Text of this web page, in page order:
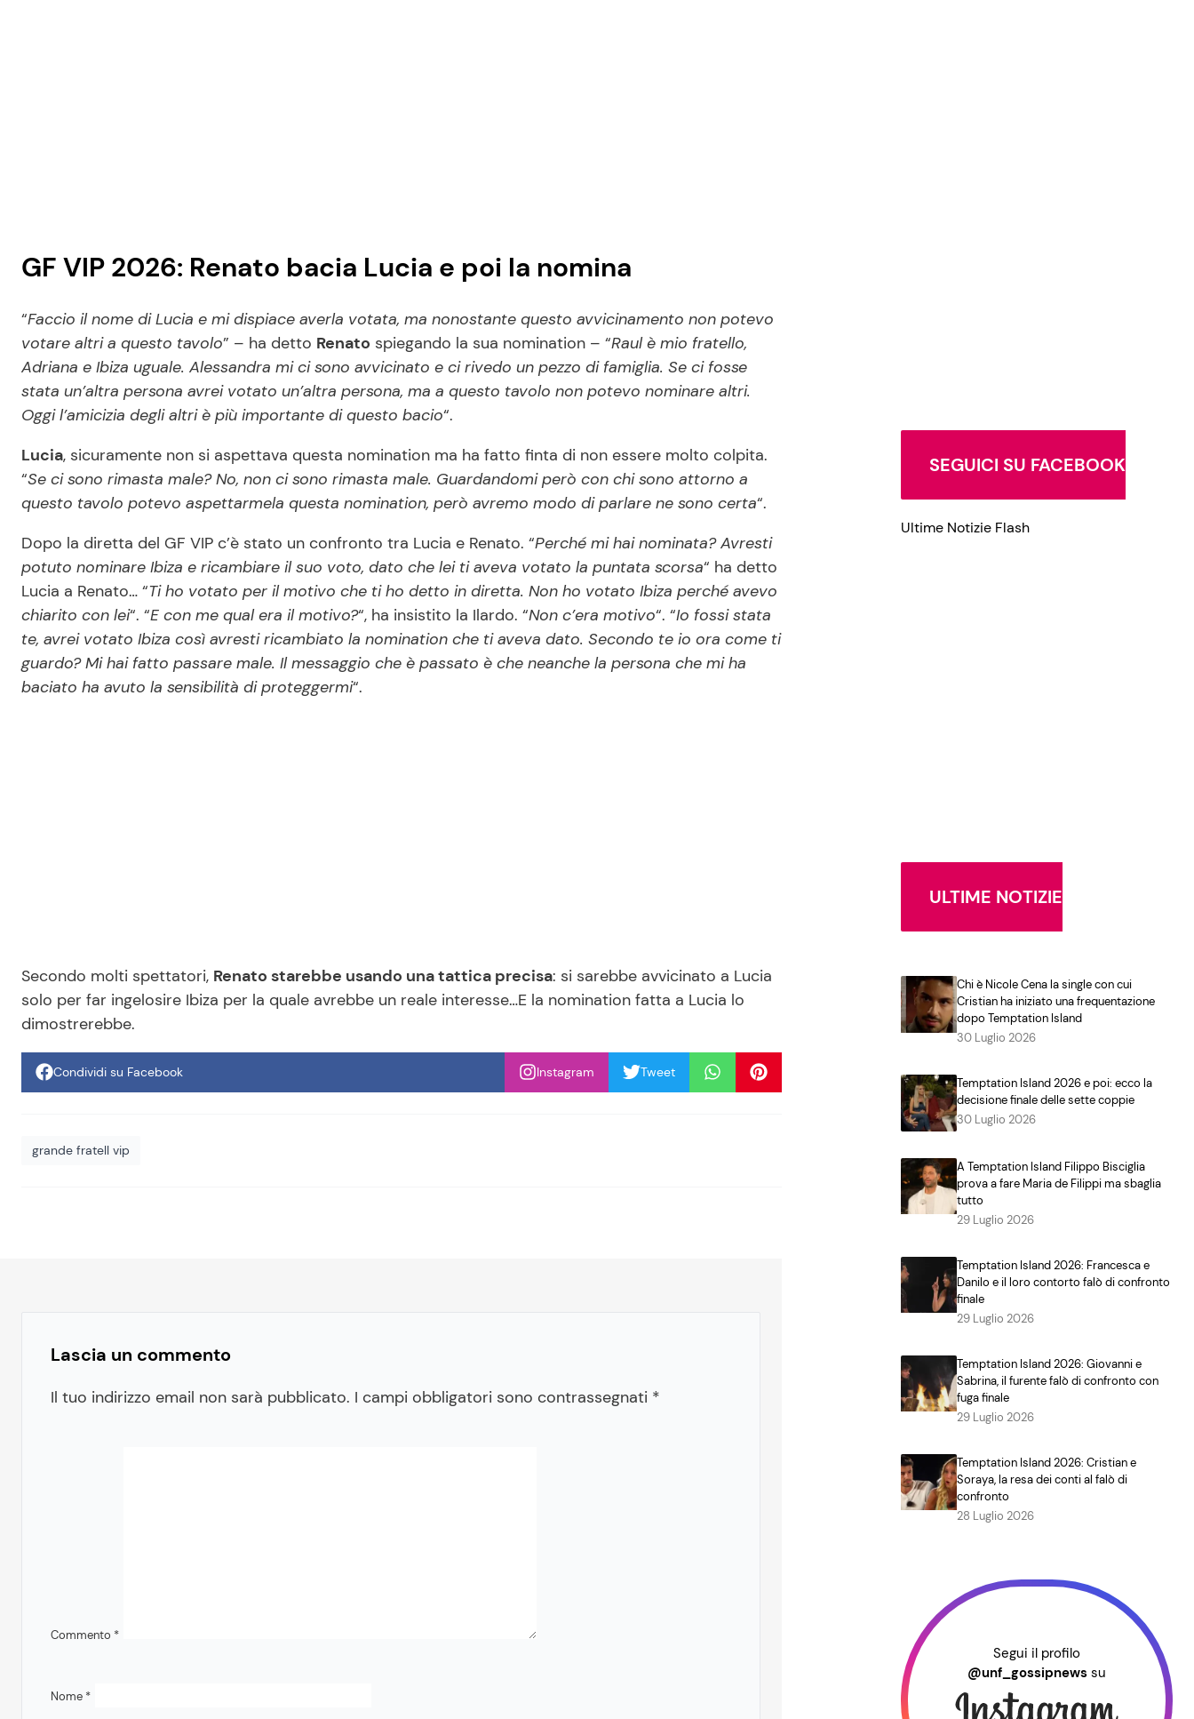
GF VIP 2026: Renato bacia Lucia e poi la nomina
“Faccio il nome di Lucia e mi dispiace averla votata, ma nonostante questo avvicinamento non potevo
votare altri a questo tavolo” – ha detto Renato spiegando la sua nomination – “Raul è mio fratello,
Adriana e Ibiza uguale. Alessandra mi ci sono avvicinato e ci rivedo un pezzo di famiglia. Se ci fosse
stata un’altra persona avrei votato un’altra persona, ma a questo tavolo non potevo nominare altri.
Oggi l’amicizia degli altri è più importante di questo bacio“.
Lucia, sicuramente non si aspettava questa nomination ma ha fatto finta di non essere molto colpita.
“Se ci sono rimasta male? No, non ci sono rimasta male. Guardandomi però con chi sono attorno a
questo tavolo potevo aspettarmela questa nomination, però avremo modo di parlare ne sono certa“.
Dopo la diretta del GF VIP c’è stato un confronto tra Lucia e Renato. “Perché mi hai nominata? Avresti
potuto nominare Ibiza e ricambiare il suo voto, dato che lei ti aveva votato la puntata scorsa“ ha detto
Lucia a Renato… “Ti ho votato per il motivo che ti ho detto in diretta. Non ho votato Ibiza perché avevo
chiarito con lei“. “E con me qual era il motivo?“, ha insistito la Ilardo. “Non c’era motivo“. “Io fossi stata
te, avrei votato Ibiza così avresti ricambiato la nomination che ti aveva dato. Secondo te io ora come ti
guardo? Mi hai fatto passare male. Il messaggio che è passato è che neanche la persona che mi ha
baciato ha avuto la sensibilità di proteggermi“.
Secondo molti spettatori, Renato starebbe usando una tattica precisa: si sarebbe avvicinato a Lucia
solo per far ingelosire Ibiza per la quale avrebbe un reale interesse…E la nomination fatta a Lucia lo
dimostrerebbe.
Condividi su Facebook Instagram Tweet
grande fratell vip
Lascia un commento
Il tuo indirizzo email non sarà pubblicato. I campi obbligatori sono contrassegnati *
Commento *
Nome *
SEGUICI SU FACEBOOK
Ultime Notizie Flash
ULTIME NOTIZIE
Chi è Nicole Cena la single con cui
Cristian ha iniziato una frequentazione
dopo Temptation Island
30 Luglio 2026
Temptation Island 2026 e poi: ecco la
decisione finale delle sette coppie
30 Luglio 2026
A Temptation Island Filippo Bisciglia
prova a fare Maria de Filippi ma sbaglia
tutto
29 Luglio 2026
Temptation Island 2026: Francesca e
Danilo e il loro contorto falò di confronto
finale
29 Luglio 2026
Temptation Island 2026: Giovanni e
Sabrina, il furente falò di confronto con
fuga finale
29 Luglio 2026
Temptation Island 2026: Cristian e
Soraya, la resa dei conti al falò di
confronto
28 Luglio 2026
Segui il profilo
@unf_gossipnews su